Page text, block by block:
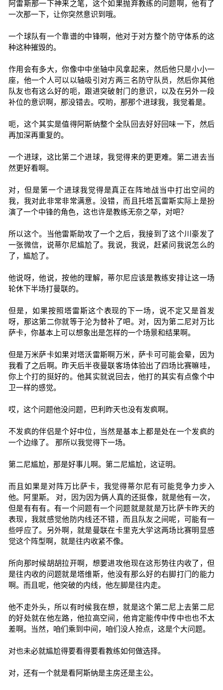
阿雷斯那一下神来之笔，这个如果抛弃教练的问题啊，他有了
一次那一下，让你突然意识到哦。
一个球队有一个靠谱的中锋啊，他对于对方整个防守体系的这
种这种摧毁的。
作用会有多大，你像中中坐轴中风拿起来，然后他只是小小一
座，他一个人可以以轴吸引对方两三名防守队员，然后你其他
队友也有这么好的呃，跟进突破射门的意识，以及在另外一段
补位的意识啊，那没错去。哎哟，那那个进球我，我觉着是。
呃，这个其实是值得阿斯纳整个全队回去好好回味一下，然后
再加深再重复的。
一个进球，这比第二个进球，我觉得来的更更难。第二进去当
然更好看啊。
对，但是第一个进球我觉得是真正在阵地战当中打出空间的
我，我对此非常非常满意。没错，而且托塔瓦雷斯实际上是扮
演了一个中锋的角色，这也许是教练无奈之举，对吧？
所以这个。当他雷斯助攻了一个之后，我接到了这个川豪发了
一张微信，说蒂尔尼尴尬了。我说，我说，赶紧问我说怎么的
了，尴尬了。
他说呀，他说，按他的理解，蒂尔尼应该是教练安排让这一场
轮休下半场打曼联的。
但是，如果按照塔雷斯这个表现的下一场，说不定又是首发
呀，那这第二你就等于沦为替补了吧。对，因为第二尼对万比
萨卡，你基本上可以想象出是怎样的一个场景和结果啊。
但是万米萨卡如果对塔沃雷斯啊万米，萨卡可可能会晕，因为
我看了之后啊。昨天后半夜曼联客场体验出了四场比赛嘛哇，
你上个打的挺好的。他其实就说回去，他打的其实有点像个中
卫一样的感觉。
哎，这个问题他没问题，巴利昨天也没有发疯啊。
不发疯的伴侣是个好中位，当然是基本上都是处在一个发疯的
一个边缘了。 那所以我觉得下一场。
第二尼尴尬，那是好事儿啊。第二尼尴尬，这证明。
而且如果是对阵万比萨卡，我觉得蒂尔尼有可能竞争力步入
他。阿里斯。 对，因为因为俩人真的还挺像，就是他有一次，
但是有有有。有一个问题有一个问题就是就是万比萨卡昨天的
表现，我就感觉他防内线还不错，而且队友之间呢，可能有一
些呼应了。另外啊，就是曼联在卡里克大学这两场比赛明显感
觉这个阵型啊，就是往内收紧不像。
所向那时候胡胡拉开啊，想要进攻他现在这形势往内收了，但
是往内收的问题就是塔维斯，他没有那么好的右脚打门的能力
啊。而且呢，他突破的内线，他左脚是往内走。
他不走外头，所以有时候我在想，就是这个第二尼上去第二尼
的好处就在他左路，他拉高空间，他肯定能传中传中也也不太
差啊。当然，咱们乘到中间，咱们没人抢点，这是个大问题。
对也未必就尴尬得要看得要看教练如何做选择。
对，还有一个就是看阿斯纳是主房还是主公。